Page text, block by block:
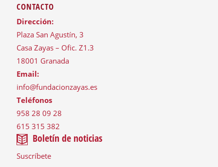
CONTACTO
Dirección:
Plaza San Agustín, 3
Casa Zayas – Ofic. Z1.3
18001 Granada
Email:
info@fundacionzayas.es
Teléfonos
958 28 09 28
615 315 382
Boletín de noticias
Suscríbete